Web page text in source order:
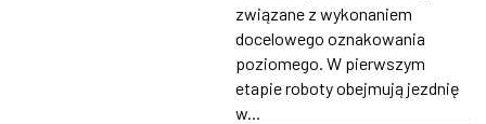
związane z wykonaniem
docelowego oznakowania
poziomego. W pierwszym
etapie roboty obejmują jezdnię
w...